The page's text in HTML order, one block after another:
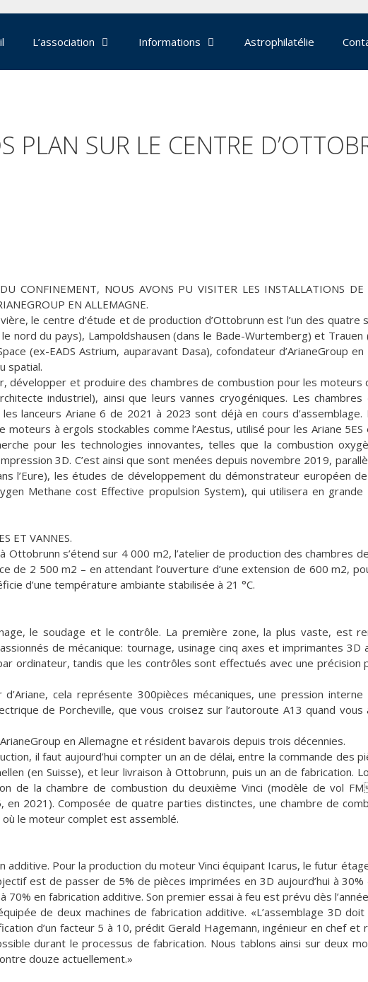
L’association Informations Astrophilatélie
PLAN SUR LE CENTRE
CONFINEMENT, NOUS AVONS PU VISITER LES INSTALLATIONS DE
EN ALLEMAGNE.
le centre d’étude et de production d’Ottobrunn est l’un des quatre
nord du pays), Lampoldshausen (dans le Bade-Wurtemberg) et Trauen
(ex-EADS Astrium, auparavant Dasa), cofondateur d’ArianeGroup en
spatial.
développer et produire des chambres de combustion pour les moteurs
industriel), ainsi que leurs vannes cryogéniques. Les
lanceurs Ariane 6 de 2021 à 2023 sont déjà en cours
à ergols stockables comme l’Aestus, utilisé pour les Ariane
pour les technologies innovantes, telles que la combustion
3D. C’est ainsi que sont menées depuis novembre 2019,
l’Eure), les études de développement du démonstrateur européen
Methane cost Effective propulsion System), qui utilisera en
ET VANNES.
Ottobrunn s’étend sur 4 000 m2, l’atelier de production des chambres
de 2 500 m2 – en attendant l’ouverture d’une extension de 600 m2,
d’une température ambiante stabilisée à 21 °C.
le soudage et le contrôle. La première zone, la plus vaste, est
de mécanique: tournage, usinage cinq axes et imprimantes 3D
ordinateur, tandis que les contrôles sont effectués avec une précision
cela représente 300pièces mécaniques, une pression
de Porcheville, que vous croisez sur l’autoroute A13 quand vous
en Allemagne et résident bavarois depuis trois décennies.
il faut aujourd’hui compter un an de délai, entre la commande des
(en Suisse), et leur livraison à Ottobrunn, puis un an de fabrication.
de la chambre de combustion du deuxième Vinci (modèle de vol
en 2021). Composée de quatre parties distinctes, une chambre de
le moteur complet est assemblé.
additive. Pour la production du moteur Vinci équipant Icarus, le futur
est de passer de 5% de pièces imprimées en 3D aujourd’hui à 30%
en fabrication additive. Son premier essai à feu est prévu dès
de deux machines de fabrication additive. «L’assemblage 3D
d’un facteur 5 à 10, prédit Gerald Hagemann, ingénieur en chef et
durant le processus de fabrication. Nous tablons ainsi sur deux
douze actuellement.»